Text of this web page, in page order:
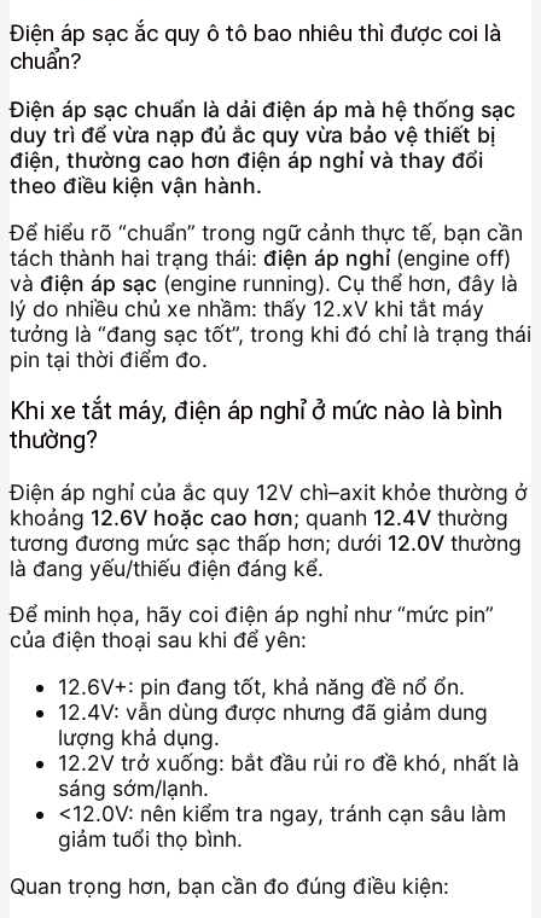
Điện áp sạc ắc quy ô tô bao nhiêu thì được coi là
chuẩn?
Điện áp sạc chuẩn là dải điện áp mà hệ thống sạc
duy trì để vừa nạp đủ ắc quy vừa bảo vệ thiết bị
điện, thường cao hơn điện áp nghỉ và thay đổi
theo điều kiện vận hành.
Để hiểu rõ “chuẩn” trong ngữ cảnh thực tế, bạn cần
tách thành hai trạng thái: điện áp nghỉ(engine off)
và điện áp sạc (engine running). Cụ thể hơn, đây là
lý do nhiều chủ xe nhầm: thấy 12.xV khi tắt máy
tưởng là “đang sạc tốt”, trong khi đó chỉ là trạng thái
pin tại thời điểm đo.
Khi xe tắt máy, điện áp nghỉ ở mức nào là bình
thường?
Điện áp nghỉ của ắc quy 12V chì–axit khỏe thường ở
khoảng 12.6V hoặc cao hơn; quanh 12.4V thường
tương đương mức sạc thấp hơn; dưới 12.0V thường
là đang yếu/thiếu điện đáng kể.
Để minh họa, hãy coi điện áp nghỉ như “mức pin”
của điện thoại sau khi để yên:
12.6V+: pin đang tốt, khả năng đề nổ ổn.
12.4V: vẫn dùng được nhưng đã giảm dung
lượng khả dụng.
12.2V trở xuống: bắt đầu rủi ro đề khó, nhất là
sáng sớm/lạnh.
<12.0V: nên kiểm tra ngay, tránh cạn sâu làm
giảm tuổi thọ bình.
Quan trọng hơn, bạn cần đo đúng điều kiện: